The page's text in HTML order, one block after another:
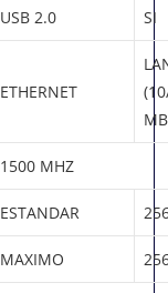
USB 2.0 SI
ETHERNET
1500 MHZ
ESTANDAR
MAXIMO